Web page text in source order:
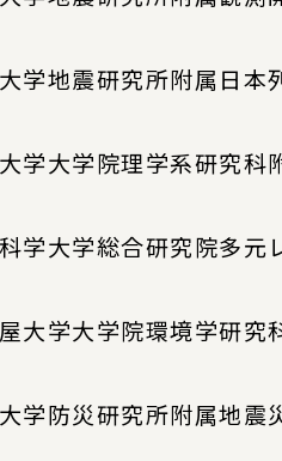
地震研究所附属日本
大学院理学系研究科
学大学総合研究院多元
大学大学院環境学研究
学防災研究所附属地震